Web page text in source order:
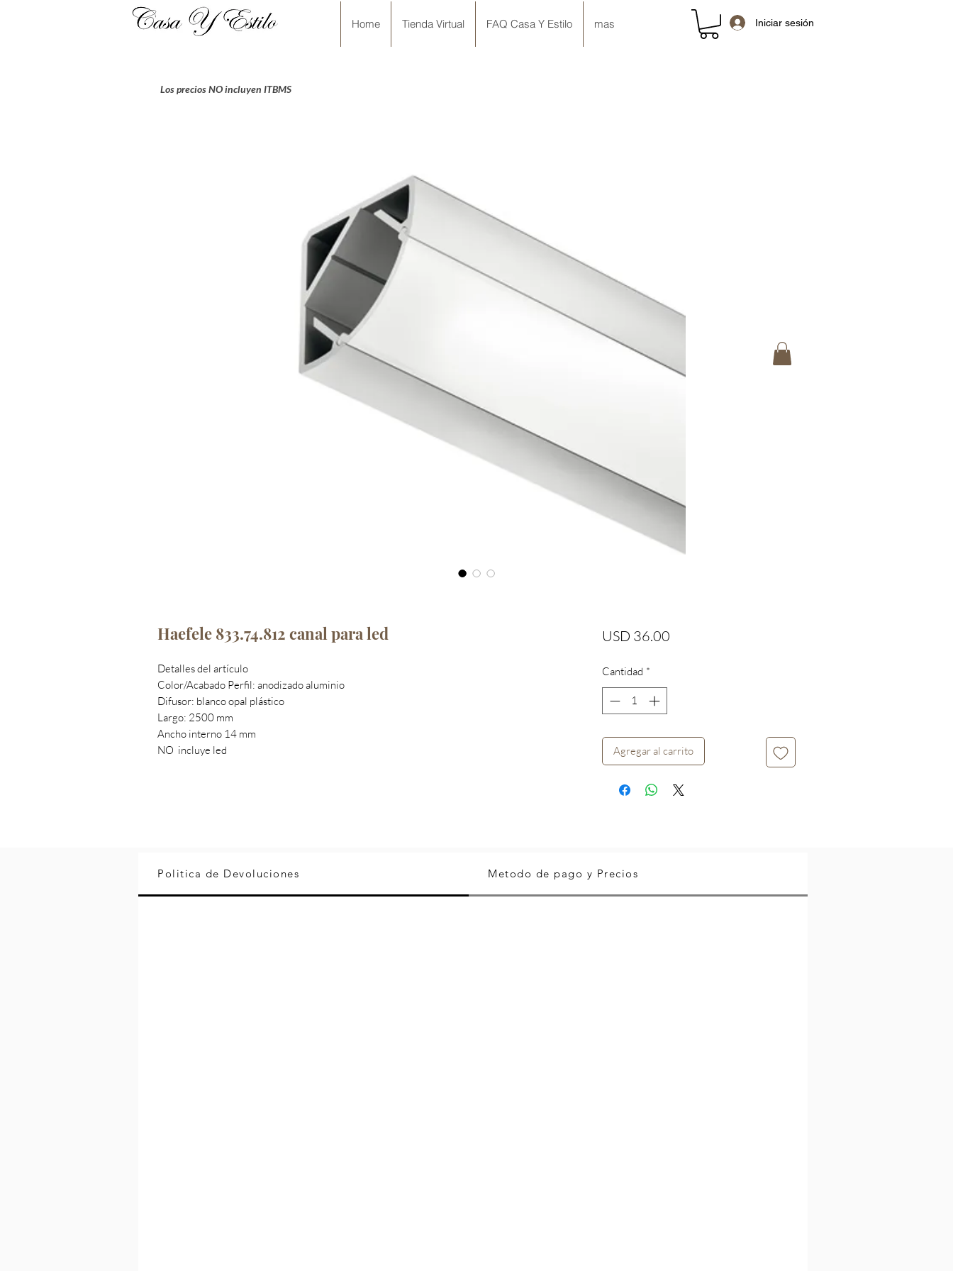
Home Tienda Virtual FAQ Casa Y Estilo mas Iniciar sesión
Los precios NO incluyen ITBMS
Haefele 833.74.812 canal para led
Detalles del artículo
Color/Acabado Perfil: anodizado aluminio
Difusor: blanco opal plástico
Largo: 2500 mm
Ancho interno 14 mm
NO incluye led
USD 36.00Precio
Cantidad *
Agregar al carrito
Politica de Devoluciones Metodo de pago y Precios